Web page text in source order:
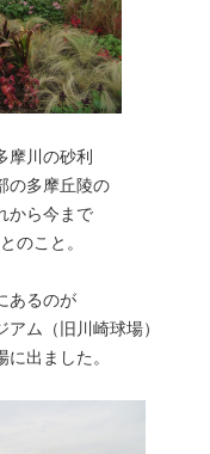
摩川の砂利
の多摩丘陵の
から今まで
のこと。
あるのが
ム（旧川崎球場）
出ました。